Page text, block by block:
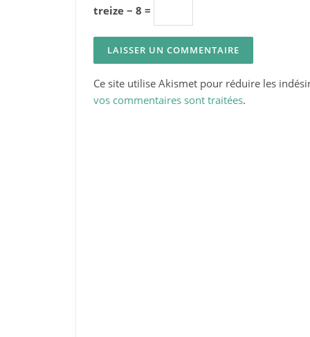
treize − 8 =
Ce site utilise Akismet pour réduire les
vos commentaires sont traitées.